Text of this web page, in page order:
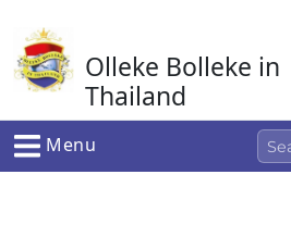
naar
de
inhoud
Olleke Bolleke in
Thailand
In Thailand
Menu